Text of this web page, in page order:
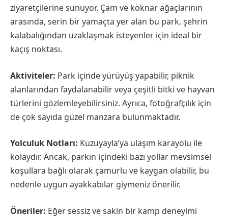
ziyaretçilerine sunuyor. Çam ve köknar ağaçlarının
arasında, serin bir yamaçta yer alan bu park, şehrin
kalabalığından uzaklaşmak isteyenler için ideal bir
kaçış noktası.
Aktiviteler: Park içinde yürüyüş yapabilir, piknik
alanlarından faydalanabilir veya çeşitli bitki ve hayvan
türlerini gözlemleyebilirsiniz. Ayrıca, fotoğrafçılık için
de çok sayıda güzel manzara bulunmaktadır.
Yolculuk Notları: Kuzuyayla’ya ulaşım karayolu ile
kolaydır. Ancak, parkın içindeki bazı yollar mevsimsel
koşullara bağlı olarak çamurlu ve kaygan olabilir, bu
nedenle uygun ayakkabılar giymeniz önerilir.
Öneriler: Eğer sessiz ve sakin bir kamp deneyimi